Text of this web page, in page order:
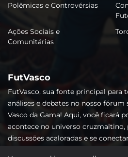
Polêmicas e Controvérsias
Ações Sociais e
Comunitárias
FutVasco
FutVasco, sua fonte principal para
análises e debates no nosso fórum
Vasco da Gama! Aqui, você ficará
acontece no universo cruzmaltino,
discussões acaloradas e se